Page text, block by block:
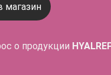
магазин
о продукции